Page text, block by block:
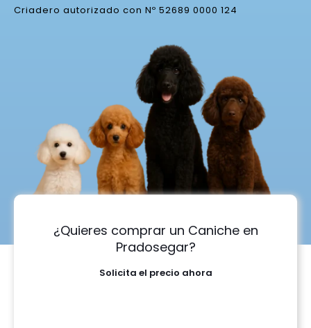
Criadero autorizado con Nº 52689 0000 124
¿Quieres comprar un Caniche en
Pradosegar?
Solicita el precio ahora